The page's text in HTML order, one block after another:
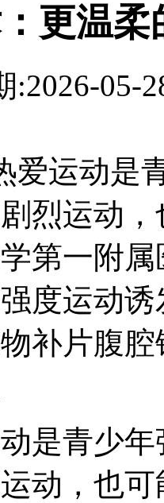
更温柔
:2026-05-
爱运动是
烈运动
第一附
度运动
补片腹
是青少
动，也